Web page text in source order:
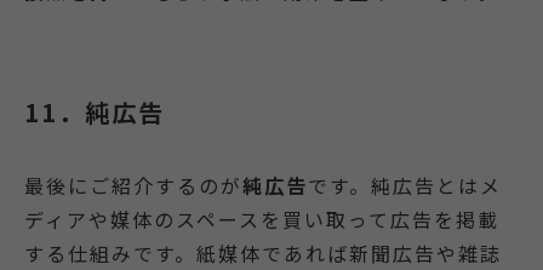
11．純広告
最後にご紹介するのが純広告です。純広告とはメ
ディアや媒体のスペースを買い取って広告を掲載
する仕組みです。紙媒体であれば新聞広告や雑誌